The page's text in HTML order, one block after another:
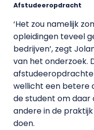
Afstudeeropdracht
‘Het zou namelijk
opleidingen teveel
bedrijven’, zegt
van het onderzoek.
wellicht een betere
de student om
andere in de
doen.